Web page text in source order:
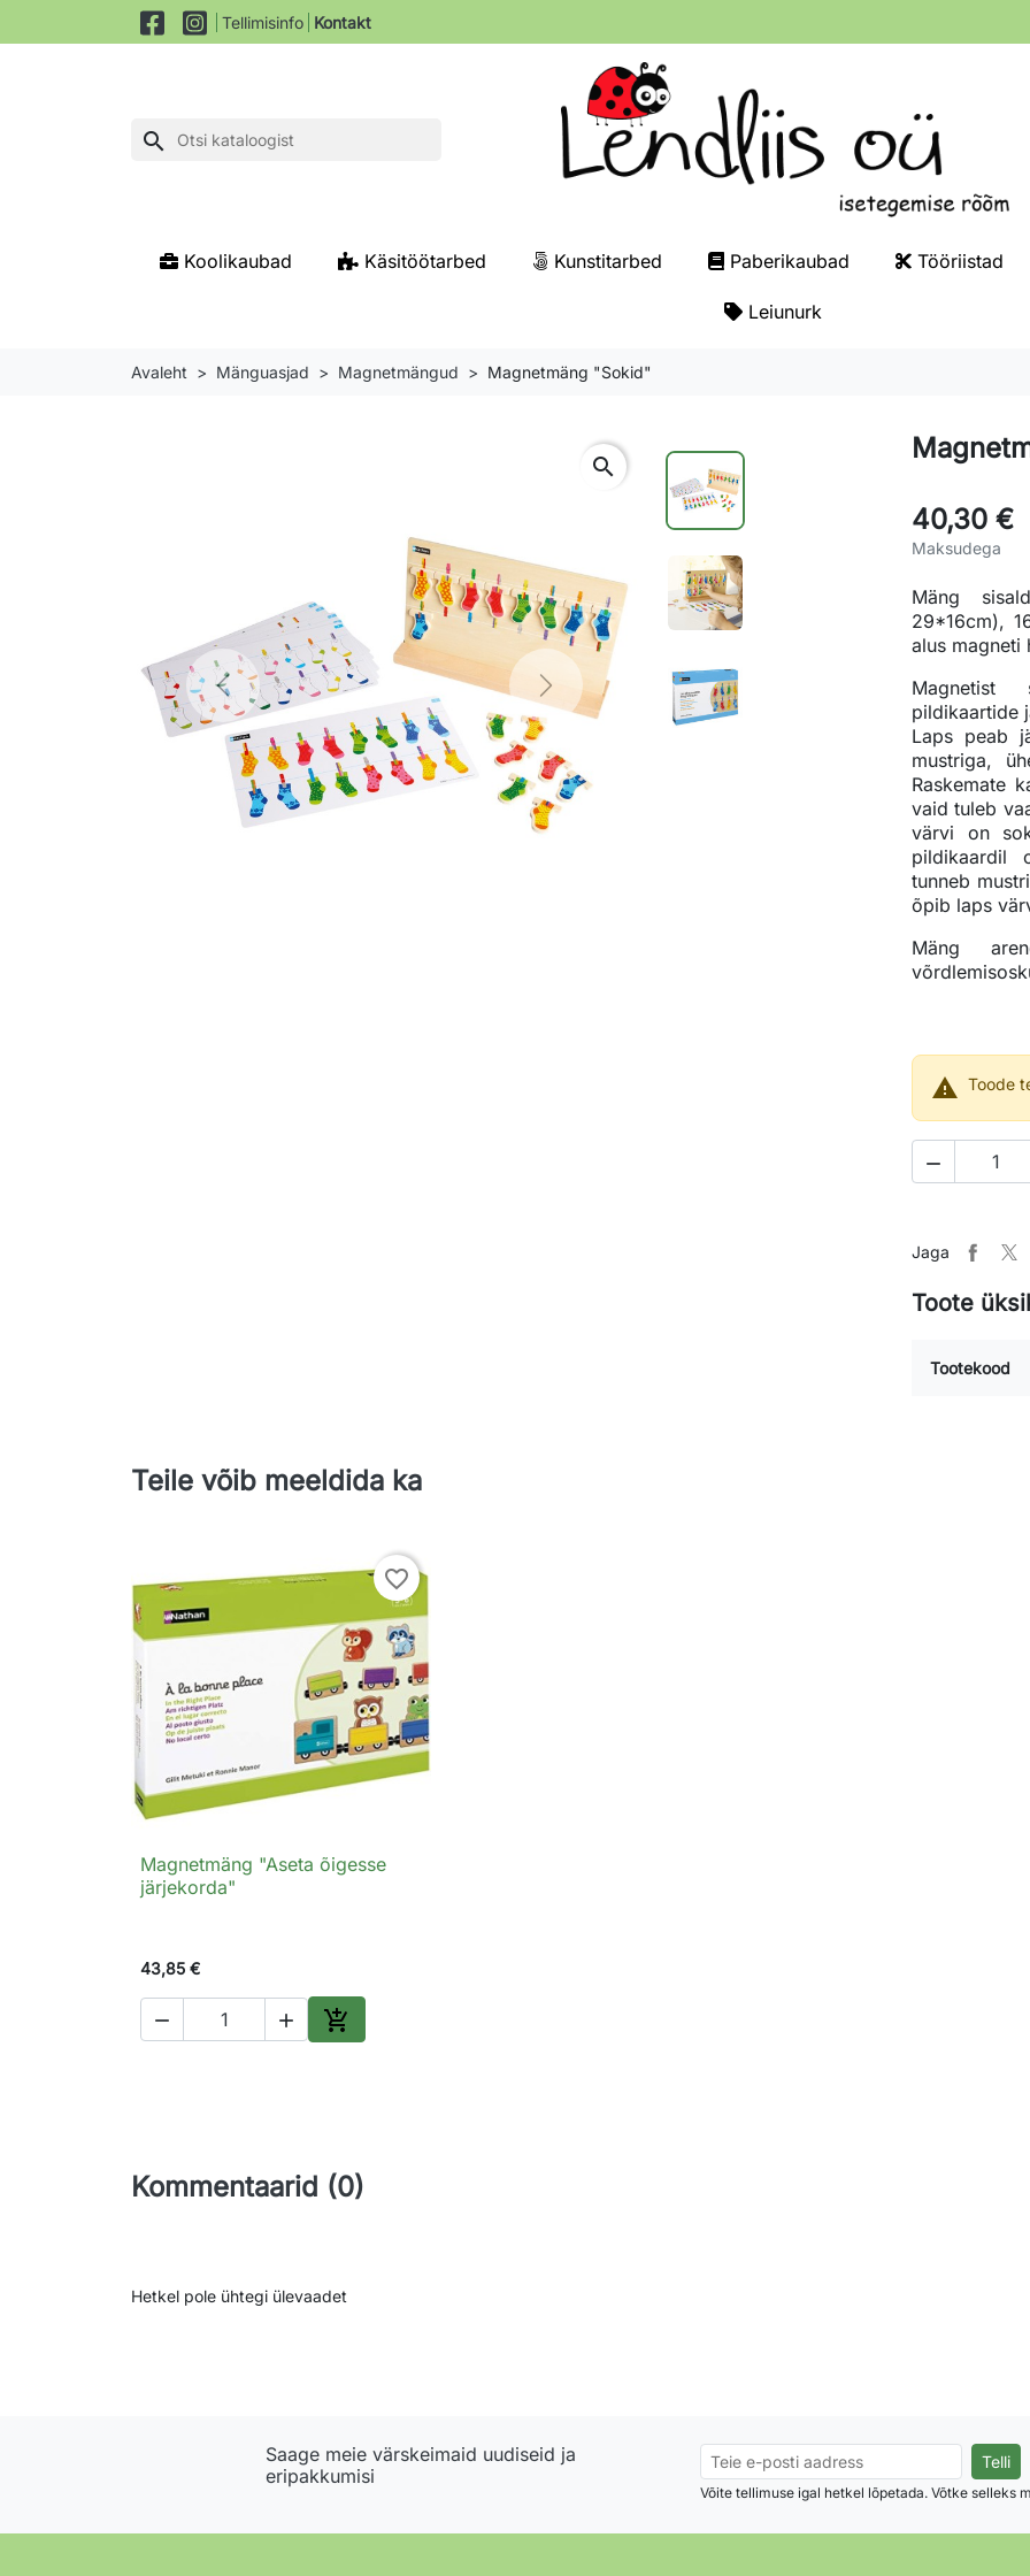
Tellimisinfo Kontakt
search
Koolikaubad Käsitöötarbed Kunstitarbed Paberikaubad Tööriistad
Leiunurk
Avaleht Mänguasjad Magnetmängud Magnetmäng "Sokid"
Previous Next
search
40,30 €
Maksudega
Mäng
29*16cm),
alus magneti
Magnetist
pildikaartide
Laps peab
mustriga,
Raskemate
vaid tuleb
värvi on
pildikaardil
tunneb
õpib laps
Mäng
 Toode

Jaga
Toote
Tootekood
Teile võib meeldida ka
favorite_border
 Kiirvaade
Magnetmäng "Aseta õigesse
järjekorda"
43,85 €
  
Lisa ostukorvi
Kommentaarid (0)
Hetkel pole ühtegi ülevaadet
Saage meie värskeimaid uudiseid ja
eripakkumisi
Võite tellimuse igal hetkel lõpetada. Võtke selleks